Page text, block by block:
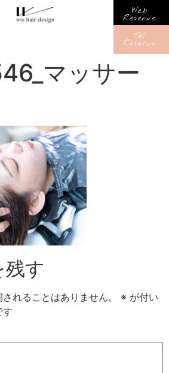
Web
Reserve
Tel
Reserve
マッサー
す
れることはありません。 ※ が付い
す